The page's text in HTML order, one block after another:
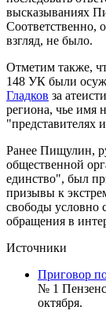
высказываниях
Соответственно,
взгляд, не было.
Отметим также,
148 УК были
Гладков за
региона, чье имя
"представителях
Ранее Пищулин,
общественной
единство", был
призывы к
свободы условно
обращения в
Источники
Приговор
№ 1
октября.